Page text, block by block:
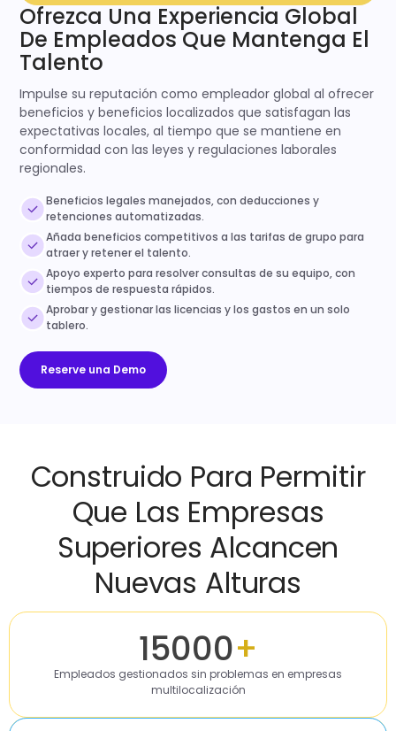
Ofrezca Una Experiencia Global
De Empleados Que Mantenga El
Talento
Impulse su reputación como empleador global al ofrecer
beneficios y beneficios localizados que satisfagan las
expectativas locales, al tiempo que se mantiene en
conformidad con las leyes y regulaciones laborales
regionales.
Beneficios legales manejados, con deducciones y
retenciones automatizadas.
Añada beneficios competitivos a las tarifas de grupo para
atraer y retener el talento.
Apoyo experto para resolver consultas de su equipo, con
tiempos de respuesta rápidos.
Aprobar y gestionar las licencias y los gastos en un solo
tablero.
Reserve una Demo
Construido Para Permitir
Que Las Empresas
Superiores Alcancen
Nuevas Alturas
15000+
Empleados gestionados sin problemas en empresas
multilocalización